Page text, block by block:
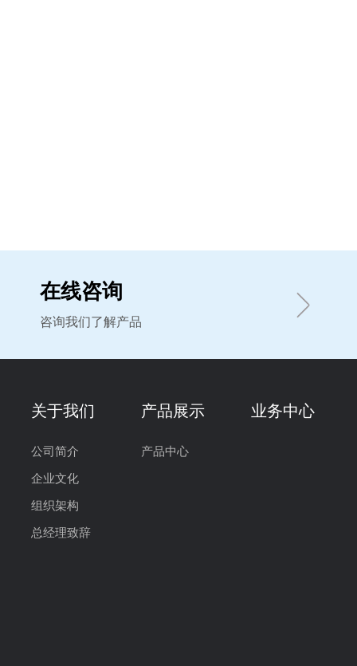
在线咨询
咨询我们了解产品
关于我们
公司简介
企业文化
组织架构
总经理致辞
产品展示
产品中心
业务中心